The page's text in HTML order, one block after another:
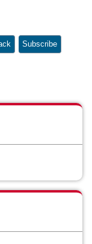
Subscribe